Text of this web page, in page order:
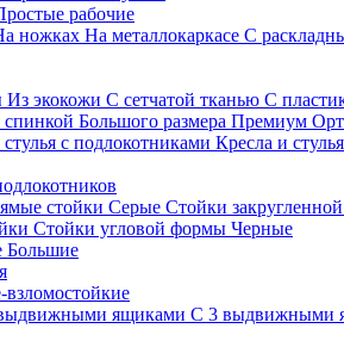
рабочие
ножках На металлокаркасе С
Из экокожи С сетчатой тканью С
Большого размера Премиум
с подлокотниками Кресла и
стойки Серые Стойки
Стойки угловой формы Черные
Большие
взломостойкие
ящиками С 3 выдвижными